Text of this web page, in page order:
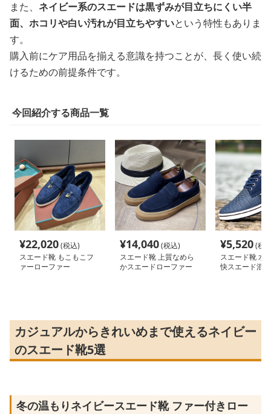
また、 ネイビー系のスエードは黒ずみが目立ちにくい半
面、ホコリや白い汚れが目立ちやすいという特性もありま
す。
購入前にケア用品を揃える意識を持つことが、長く使い続
けるための前提条件です。
今回紹介する商品一覧
¥22,020(税込)
スエード靴 もこもこフ
ァーローファー
¥14,040(税込)
スエード靴 上質なめら
かスエードローファー
¥5,520(税
スエード靴 水
快スエード混紡
カジュアルからきれいめまで使えるネイビー
のスエード靴5選
冬の温もりネイビースエード靴 ファー付きロー